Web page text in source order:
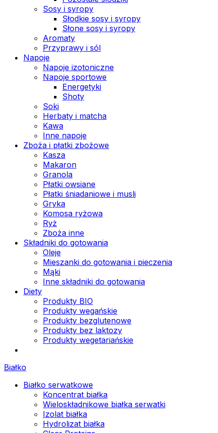
Sosy i syropy
Słodkie sosy i syropy
Słone sosy i syropy
Aromaty
Przyprawy i sól
Napoje
Napoje izotoniczne
Napoje sportowe
Energetyki
Shoty
Soki
Herbaty i matcha
Kawa
Inne napoje
Zboża i płatki zbożowe
Kasza
Makaron
Granola
Płatki owsiane
Płatki śniadaniowe i musli
Gryka
Komosa ryżowa
Ryż
Zboża inne
Składniki do gotowania
Oleje
Mieszanki do gotowania i pieczenia
Mąki
Inne składniki do gotowania
Diety
Produkty BIO
Produkty wegańskie
Produkty bezglutenowe
Produkty bez laktozy
Produkty wegetariańskie
Białko
Białko serwatkowe
Koncentrat białka
Wieloskładnikowe białka serwatki
Izolat białka
Hydrolizat białka